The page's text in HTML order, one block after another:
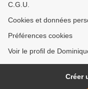
C.G.U.
Cookies et données
Préférences cookies
Voir le profil de
Créer